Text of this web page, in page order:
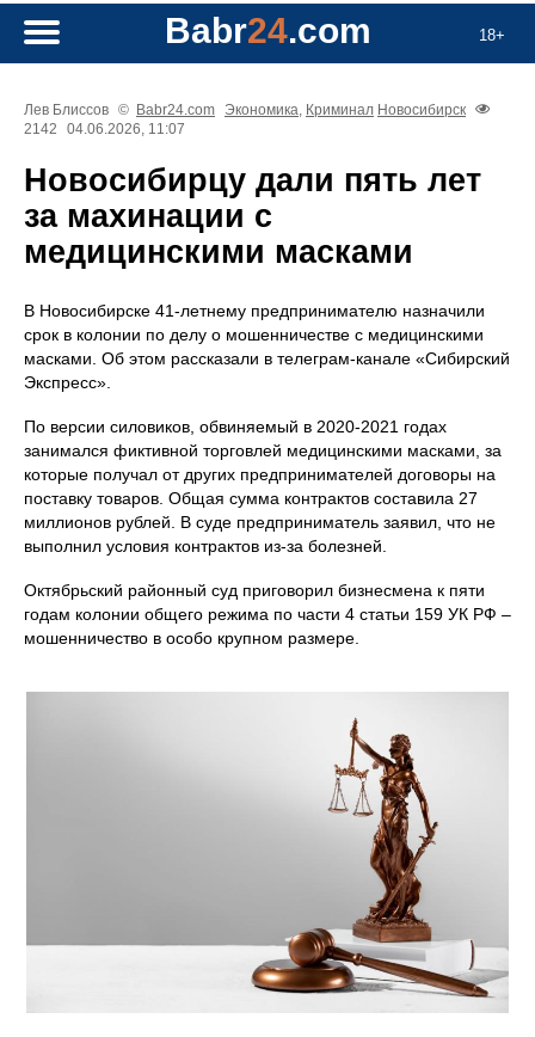
18+
Babr24.com
Лев Блиссов © Babr24.com Экономика, Криминал Новосибирск
2142
04.06.2026, 11:07
Новосибирцу дали пять лет
за махинации с
медицинскими масками
В Новосибирске 41-летнему предпринимателю назначили
срок в колонии по делу о мошенничестве с медицинскими
масками. Об этом рассказали в телеграм-канале «Сибирский
Экспресс».
По версии силовиков, обвиняемый в 2020-2021 годах
занимался фиктивной торговлей медицинскими масками, за
которые получал от других предпринимателей договоры на
поставку товаров. Общая сумма контрактов составила 27
миллионов рублей. В суде предприниматель заявил, что не
выполнил условия контрактов из-за болезней.
Октябрьский районный суд приговорил бизнесмена к пяти
годам колонии общего режима по части 4 статьи 159 УК РФ –
мошенничество в особо крупном размере.